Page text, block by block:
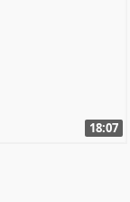
18:07